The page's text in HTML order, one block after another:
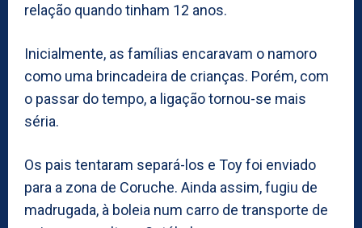
relação quando tinham 12 anos.
Inicialmente, as famílias encaravam o namoro
como uma brincadeira de crianças. Porém, com
o passar do tempo, a ligação tornou-se mais
séria.
Os pais tentaram separá-los e Toy foi enviado
para a zona de Coruche. Ainda assim, fugiu de
madrugada, à boleia num carro de transporte de